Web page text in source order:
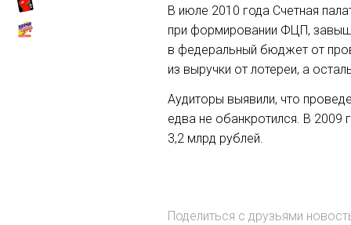
В июле 2010 года Счетная
при формировании ФЦП,
в федеральный бюджет от
из выручки от лотереи, а
Аудиторы выявили, что
едва не обанкротился. В 2009
3,2 млрд рублей.
Поделиться с друзьями